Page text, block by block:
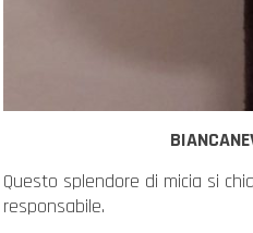
Questo splendore di micia si
responsabile.